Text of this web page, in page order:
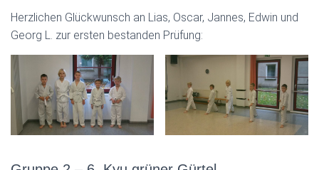
Herzlichen Glückwunsch an Lias, Oscar, Jannes, Edwin und
Georg L. zur ersten bestanden Prüfung: